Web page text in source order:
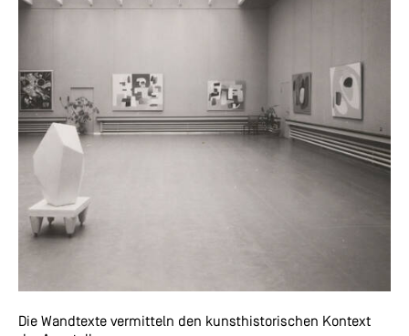
Die Wandtexte vermitteln den kunsthistorischen Kontext